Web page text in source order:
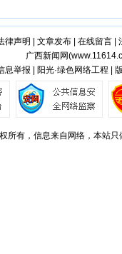
律声明 文章发布| 在线留言|
广西新闻网(
息举报 | 阳光·绿色网络工程 |
所有，信息来自网络，本站